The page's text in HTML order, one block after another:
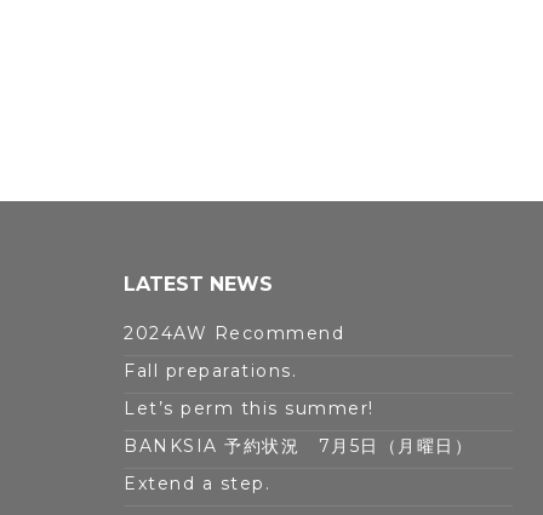
LATEST NEWS
2024AW Recommend
Fall preparations.
Let’s perm this summer!
BANKSIA 予約状況 7月5日（月曜日）
Extend a step.